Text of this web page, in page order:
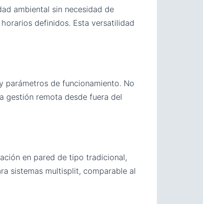
ambiental sin necesidad de
definidos. Esta versatilidad
parámetros de funcionamiento. No
gestión remota desde fuera del
en pared de tipo tradicional,
sistemas multisplit, comparable al